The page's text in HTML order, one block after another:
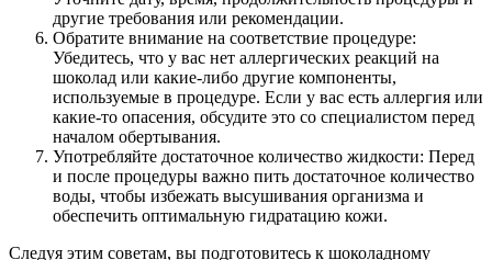
другие требования или рекомендации.
Обратите внимание на соответствие процедуре:
Убедитесь, что у вас нет аллергических реакций на
шоколад или какие-либо другие компоненты,
используемые в процедуре. Если у вас есть аллергия или
какие-то опасения, обсудите это со специалистом перед
началом обертывания.
Употребляйте достаточное количество жидкости: Перед
и после процедуры важно пить достаточное количество
воды, чтобы избежать высушивания организма и
обеспечить оптимальную гидратацию кожи.
Следуя этим советам, вы подготовитесь к шоколадному